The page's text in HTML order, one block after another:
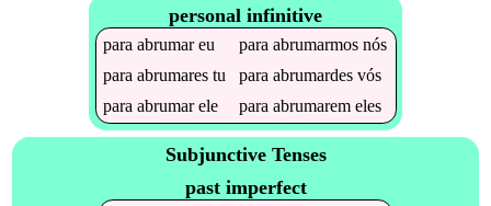
personal infinitive
paraabrumareu paraabrumarmos nós
paraabrumares tu paraabrumardes vós
paraabrumarele paraabrumarem eles
Subjunctive Tenses
past imperfect